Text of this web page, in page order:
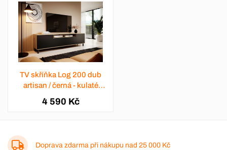
TV skříňka Log 200 dub
artisan / černá - kulaté
kovové nohy
4 590 Kč
Doprava zdarma při nákupu nad 25 000 Kč